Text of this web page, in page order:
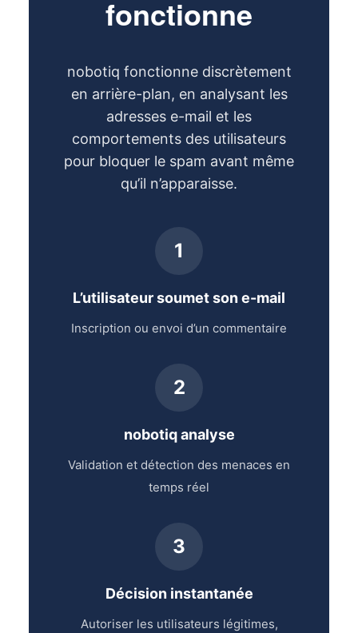
fonctionne
nobotiq fonctionne discrètement
en arrière-plan, en analysant les
adresses e-mail et les
comportements des utilisateurs
pour bloquer le spam avant même
qu’il n’apparaisse.
1
L’utilisateur soumet son e-mail
Inscription ou envoi d’un commentaire
2
nobotiq analyse
Validation et détection des menaces en
temps réel
3
Décision instantanée
Autoriser les utilisateurs légitimes,